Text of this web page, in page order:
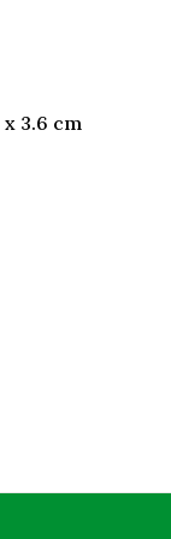
x 3.6 cm